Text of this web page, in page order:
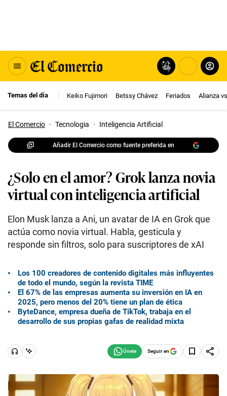
Temas del día Keiko Fujimori Betssy Chávez Feriados Alianza
El Comercio · Tecnologia · Inteligencia Artificial
Añadir El Comercio como fuente preferida en
¿Solo en el amor? Grok lanza novia
virtual con inteligencia artificial
Elon Musk lanza a Ani, un avatar de IA en Grok que
actúa como novia virtual. Habla, gesticula y
responde sin filtros, solo para suscriptores de xAI
Los 100 creadores de contenido digitales más influyentes
de todo el mundo, según la revista TIME
El 67% de las empresas aumenta su inversión en IA en
2025, pero menos del 20% tiene un plan de ética
ByteDance, empresa dueña de TikTok, trabaja en el
desarrollo de sus propias gafas de realidad mixta
Seguir en